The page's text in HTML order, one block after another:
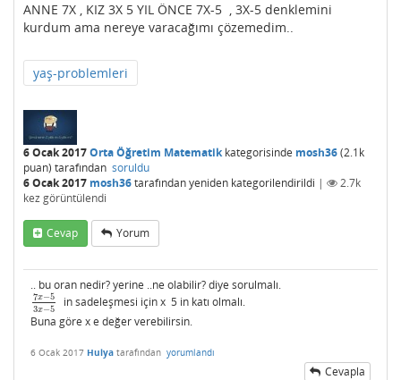
ANNE 7X , KIZ 3X 5 YIL ÖNCE 7X-5 , 3X-5 denklemini
kurdum ama nereye varacağımı çözemedim..
yaş-problemleri
6 Ocak 2017Orta Öğretim Matematikkategorisinde mosh36(2.1k
puan) tarafından soruldu
6 Ocak 2017 mosh36tarafındanyeniden kategorilendirildi |
2.7k
kez görüntülendi
Cevap Yorum
.. bu oran nedir? yerine ..ne olabilir? diye sorulmalı.
7x−5
3x−5
7x−53 x−5
in sadeleşmesi için x 5 in katı olmalı.
Buna göre x e değer verebilirsin.
6 Ocak 2017 Hulya tarafından yorumlandı
Cevapla